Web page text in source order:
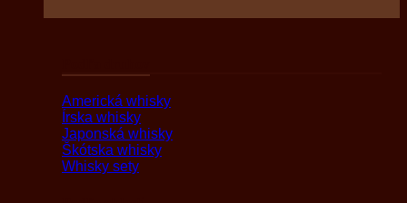
Americká whisky
Írska whisky
Japonská whisky
Škótska whisky
Whisky sety